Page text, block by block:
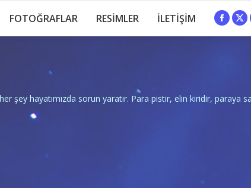
FOTOĞRAFLAR RESİMLER İLETİŞİM
page
window
X
şey hayatımızda sorun yaratır. Para pistir, elin kiridir, paraya